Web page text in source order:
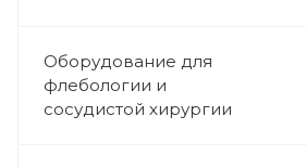
Оборудование для
флебологии и
сосудистой хирургии